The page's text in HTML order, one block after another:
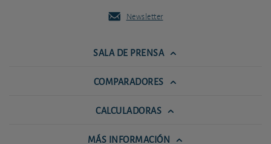
Newsletter
SALA DE PRENSA
COMPARADORES
CALCULADORAS
MÁS INFORMACIÓN